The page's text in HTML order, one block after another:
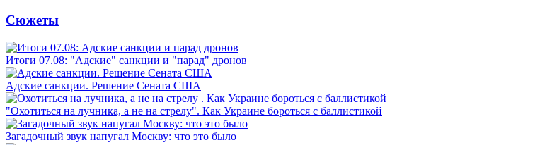
Сюжеты
Итоги 07.08: "Адские" санкции и "парад" дронов
Адские санкции. Решение Сената США
"Охотиться на лучника, а не на стрелу". Как Украине бороться с баллистикой
Загадочный звук напугал Москву: что это было